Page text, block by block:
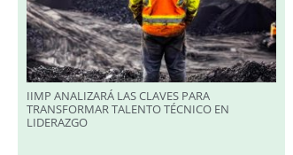
IIMP ANALIZARÁ LAS CLAVES PARA
TRANSFORMAR TALENTO TÉCNICO EN
LIDERAZGO